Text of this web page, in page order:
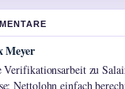
Becker
Einordnung zu Die
Handlung, Kritiken,....